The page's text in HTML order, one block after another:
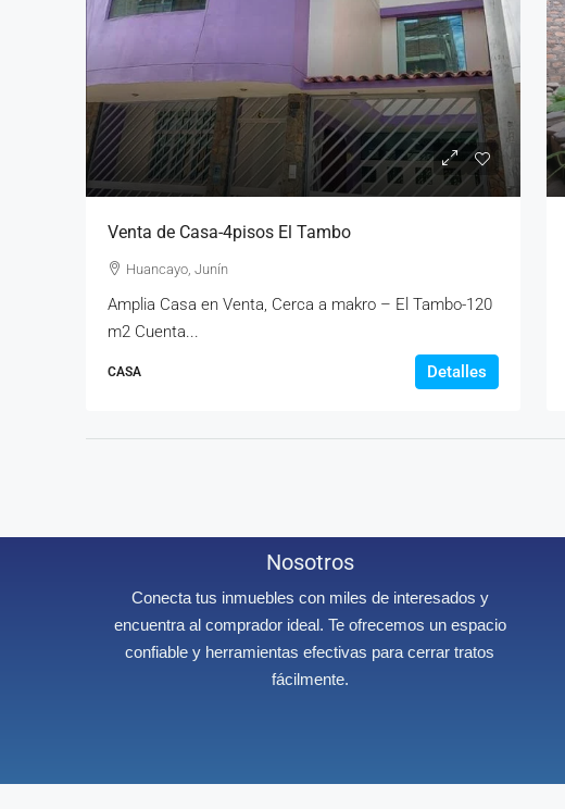
Venta de Casa-4pisos El Tambo
Huancayo, Junín
Amplia Casa en Venta, Cerca a makro – El Tambo-120
m2 Cuenta...
CASA Detalles
Nosotros
Conecta tus inmuebles con miles de interesados y
encuentra al comprador ideal. Te ofrecemos un espacio
confiable y herramientas efectivas para cerrar tratos
fácilmente.